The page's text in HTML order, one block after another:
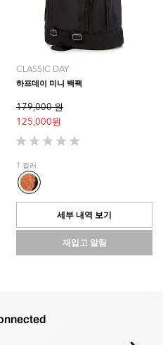
CLASSIC DAY
하프데이 미니 백팩
179,000 원
125,000 원
별
5
개
중
0.0
입
다.
1 컬러
세부 내역 보기
재입고 알림